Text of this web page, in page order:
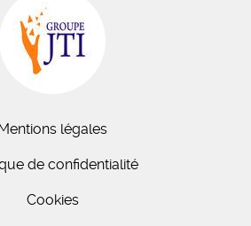
légales
de confidentialité
Cookies